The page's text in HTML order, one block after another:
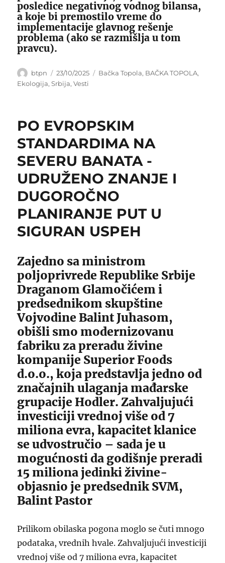
posledice negativnog vodnog bilansa,
a koje bi premostilo vreme do
implementacije glavnog rešenje
problema (ako se razmišlja u tom
pravcu).
Author
btpn
Posted
on
23/10/2025 Categories
Bačka Topola, BAČKA TOPOLA,
Ekologija,Srbija,Vesti
PO EVROPSKIM
STANDARDIMA NA
SEVERU BANATA -
UDRUŽENO ZNANJE I
DUGOROČNO
PLANIRANJE PUT U
SIGURAN USPEH
Zajedno sa ministrom
poljoprivrede Republike Srbije
Draganom Glamočićem i
predsednikom skupštine
Vojvodine Balint Juhasom,
obišli smo modernizovanu
fabriku za preradu živine
kompanije Superior Foods
d.o.o., koja predstavlja jedno od
značajnih ulaganja mađarske
grupacije Hodler. Zahvaljujući
investiciji vrednoj više od 7
miliona evra, kapacitet klanice
se udvostručio – sada je u
mogućnosti da godišnje preradi
15 miliona jedinki živine-
objasnio je predsednik SVM,
Balint Pastor
Prilikom obilaska pogona moglo se čuti mnogo
podataka, vrednih hvale. Zahvaljujući investiciji
vrednoj više od 7 miliona evra, kapacitet